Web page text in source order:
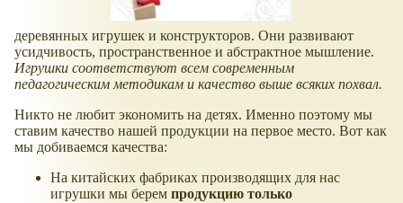
деревянных игрушек и конструкторов. Они развивают
усидчивость, пространственное и абстрактное мышление.
Игрушки соответствуют всем современным
педагогическим методикам и качество выше всяких похвал.
Никто не любит экономить на детях. Именно поэтому мы
ставим качество нашей продукции на первое место. Вот как
мы добиваемся качества:
На китайских фабриках производящих для нас
игрушки мы берем продукцию только